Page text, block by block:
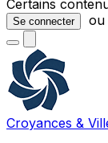
Certains
Se connecter ou
Croyances &